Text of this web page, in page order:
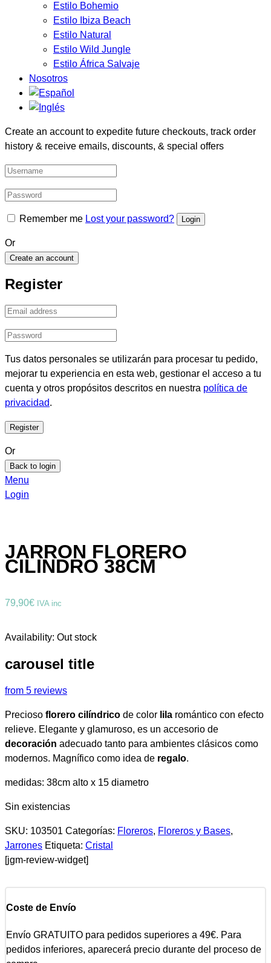
Estilo Bohemio
Estilo Ibiza Beach
Estilo Natural
Estilo Wild Jungle
Estilo África Salvaje
Nosotros
Create an account to expedite future checkouts, track order
history & receive emails, discounts, & special offers
Remember me Lost your password?
Or
Create an account
Register
Tus datos personales se utilizarán para procesar tu pedido,
mejorar tu experiencia en esta web, gestionar el acceso a tu
cuenta y otros propósitos descritos en nuestra política de
privacidad.
Or
Back to login
Menu
Login
JARRON FLORERO
CILINDRO 38CM
79,90€ IVA inc
Availability: Out stock
carousel title
from 5 reviews
Precioso florero cilíndrico de color lila romántico con efecto
relieve. Elegante y glamuroso, es un accesorio de
decoración adecuado tanto para ambientes clásicos como
modernos. Magnífico como idea de regalo.
medidas: 38cm alto x 15 diametro
Sin existencias
SKU: 103501 Categorías: Floreros, Floreros y Bases,
Jarrones Etiqueta: Cristal
[jgm-review-widget]
Coste de Envío
Envío GRATUITO para pedidos superiores a 49€. Para
pedidos inferiores, aparecerá precio durante del proceso de